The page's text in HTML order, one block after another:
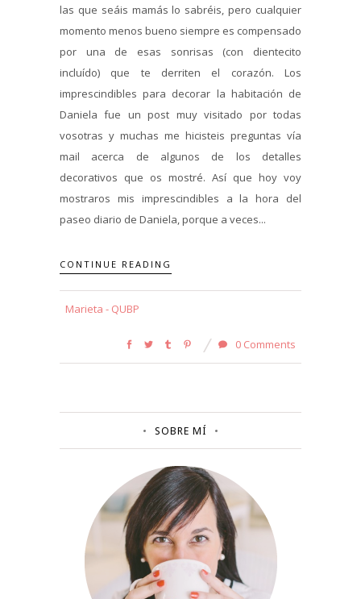
las que seáis mamás lo sabréis, pero cualquier
momento menos bueno siempre es compensado
por una de esas sonrisas (con dientecito
incluído) que te derriten el corazón. Los
imprescindibles para decorar la habitación de
Daniela fue un post muy visitado por todas
vosotras y muchas me hicisteis preguntas vía
mail acerca de algunos de los detalles
decorativos que os mostré. Así que hoy voy
mostraros mis imprescindibles a la hora del
paseo diario de Daniela, porque a veces...
CONTINUE READING
Marieta - QUBP
0 Comments
SOBRE MÍ